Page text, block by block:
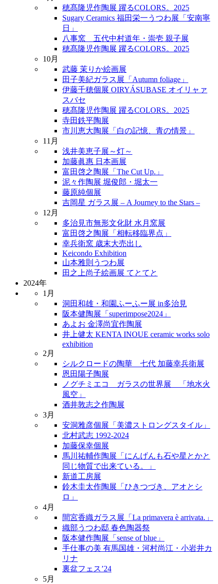
穂髙隆児作陶展 躍るCOLORS。2025
Sugary Ceramics 福田栄一うつわ展「安南寧
日」
八事窯 五代中村道年・崇壱 親子展
穂髙隆児作陶展 躍るCOLORS。2025
10月
武藤 茉りか絵画展
田子美紀ガラス展「Autumn foliage」
伊藤千穂個展 OIRYÁSUBASE オイリャァ
スバセ
穂髙隆児作陶展 躍るCOLORS。2025
寺田鉄平陶展
市川恵大陶展「白の記憶、青の情景」
11月
浅井美恵子展～灯～
加藤眞惠 日本画展
富田啓之陶展「The Cut Up.」
泥々作陶展 堀俊郎・堀太一
藤原純個展
吉岡星 ガラス展 – A Journey to the Stars –
12月
多治見市無形文化財 水月窯展
富田啓之陶展「相転移臨界点」
幸兵衛窯 歳末大売出し
Keicondo Exhibition
山本雅則うつわ展
田之上尚子絵画展 てとてと
2024年
1月
洞田和雄・和園ふーふー展 in多治見
阪本健陶展「superimpose2024」
あよお 金澤尚宜作陶展
井上健太 KENTA INOUE ceramic works solo
exhibition
2月
シルクロードの陶華 七代 加藤幸兵衛展
恩田陽子陶展
ノグチミエコ ガラスの世界展 「地水火
風空」
酒井敦志之作陶展
3月
安洞雅彦個展「美濃ストロングスタイル」
北村武志 1992-2024
加藤保幸個展
馬川祐輔作陶展「にんげんも石や星とかと
同じ物質で出来ている。」
新道工房展
鈴木圭太作陶展「ひきつづき、アオとシ
ロ」
4月
間宮香織ガラス展「La primavera è arrivata.」
織部うつわ邸 春色陶器祭
阪本健作陶展「sense of blue」
手仕事の美 有馬国雄・河村尚江・小岩井カ
リナ
裏盆フェス’24
5月